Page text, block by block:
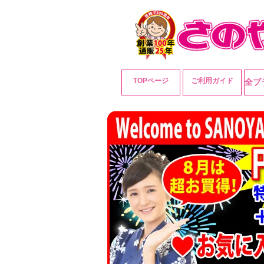
TOPページ ご利用ガイド 全ブ